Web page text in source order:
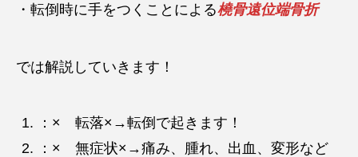
・転倒時に手をつくことによる橈骨遠位端骨折
では解説していきます！
：× 転落×→転倒で起きます！
：× 無症状×→痛み、腫れ、出血、変形など